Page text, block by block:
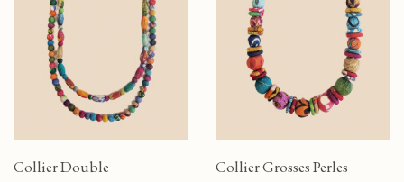
Collier Double Collier Grosses Perles